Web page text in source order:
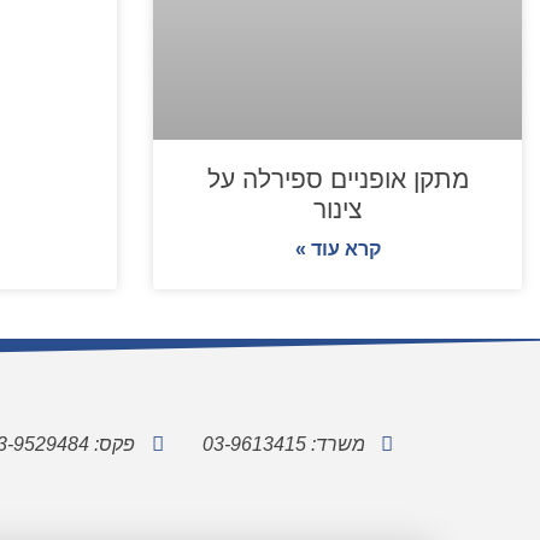
מתקן אופניים ספירלה על
צינור
קרא עוד »
משרד: 03-9613415 פקס: 03-9529484